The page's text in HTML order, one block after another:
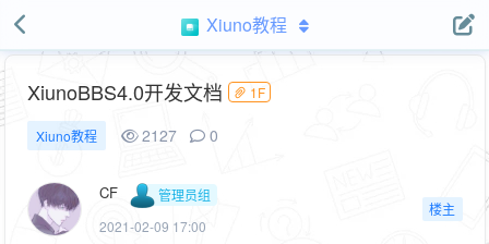
Xiuno教程
XiunoBBS4.0开发文档 1F
Xiuno教程 2127 0
CF
管理员组
2021-02-09 17:00
楼主